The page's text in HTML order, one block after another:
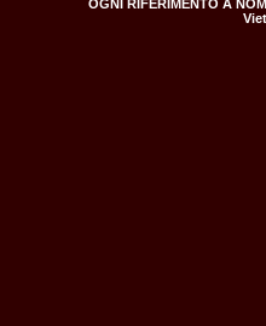
OGNI RIFERIMENTO A